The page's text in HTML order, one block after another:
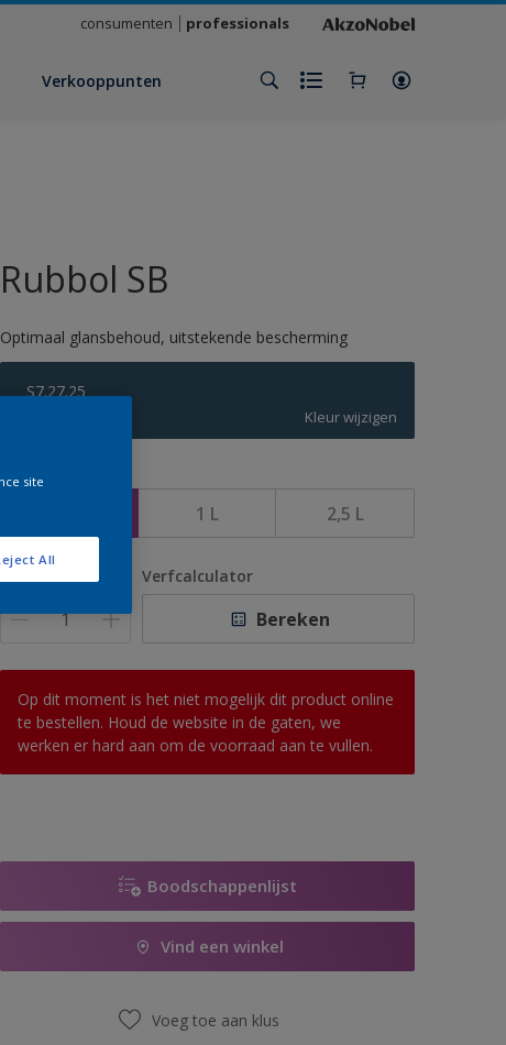
consumenten professionals
Verkooppunten
Rubbol SB
Optimaal glansbehoud, uitstekende bescherming
S7.27.25
Kleur wijzigen
Grootte
1 L 2,5 L
Verfcalculator
Bereken
Op dit moment is het niet mogelijk dit product online
te bestellen. Houd de website in de gaten, we
werken er hard aan om de voorraad aan te vullen.
Boodschappenlijst
Vind een winkel
Voeg toe aan klus
site
All